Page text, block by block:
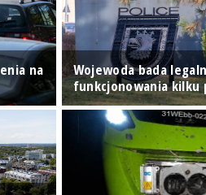
na
Wojewoda bada
funkcjonowania kilku